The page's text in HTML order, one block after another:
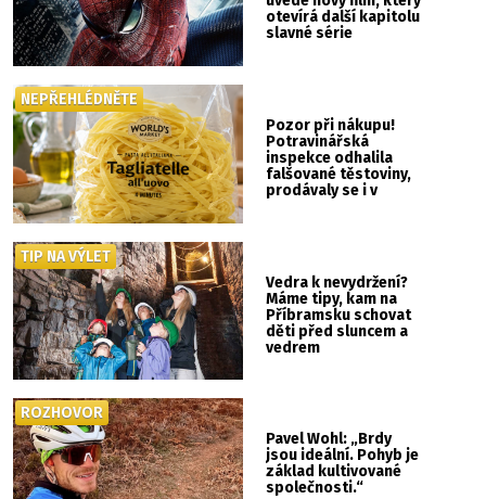
otevírá další kapitolu
slavné série
Pozor při nákupu!
Potravinářská
inspekce odhalila
falšované těstoviny,
prodávaly se i v
NEPŘEHLÉDNĚTE
Vedra k nevydržení?
Máme tipy, kam na
Příbramsku schovat
děti před sluncem a
vedrem
TIP NA VÝLET
Pavel Wohl: „Brdy
jsou ideální. Pohyb je
základ kultivované
společnosti.“
ROZHOVOR